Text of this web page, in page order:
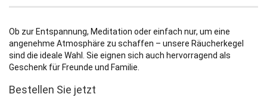
Ob zur Entspannung, Meditation oder einfach nur, um eine
angenehme Atmosphäre zu schaffen – unsere Räucherkegel
sind die ideale Wahl. Sie eignen sich auch hervorragend als
Geschenk für Freunde und Familie.
Bestellen Sie jetzt